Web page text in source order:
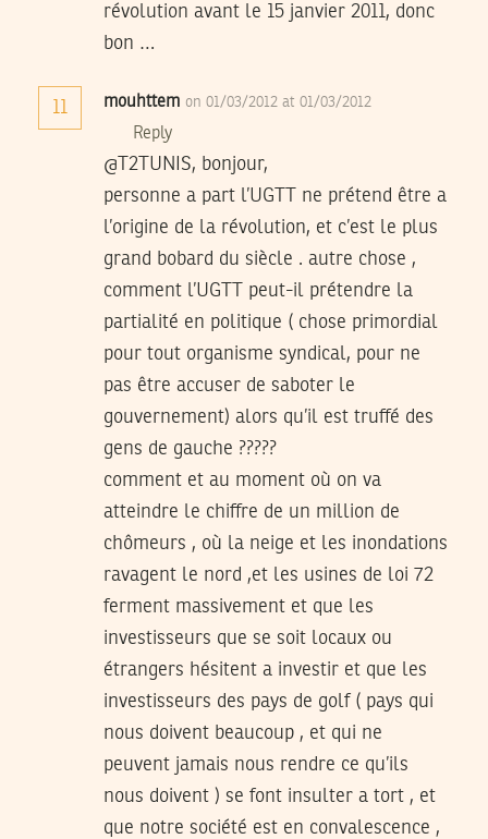
révolution avant le 15 janvier 2011, donc
bon …
11 mouhttem on 01/03/2012 at 01/03/2012
Reply
@T2TUNIS, bonjour,
personne a part l’UGTT ne prétend être a
l’origine de la révolution, et c’est le plus
grand bobard du siècle . autre chose ,
comment l’UGTT peut-il prétendre la
partialité en politique ( chose primordial
pour tout organisme syndical, pour ne
pas être accuser de saboter le
gouvernement) alors qu’il est truffé des
gens de gauche ?????
comment et au moment où on va
atteindre le chiffre de un million de
chômeurs , où la neige et les inondations
ravagent le nord ,et les usines de loi 72
ferment massivement et que les
investisseurs que se soit locaux ou
étrangers hésitent a investir et que les
investisseurs des pays de golf ( pays qui
nous doivent beaucoup , et qui ne
peuvent jamais nous rendre ce qu’ils
nous doivent ) se font insulter a tort , et
que notre société est en convalescence ,